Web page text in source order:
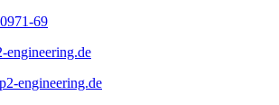
69
engineering.de
engineering.de